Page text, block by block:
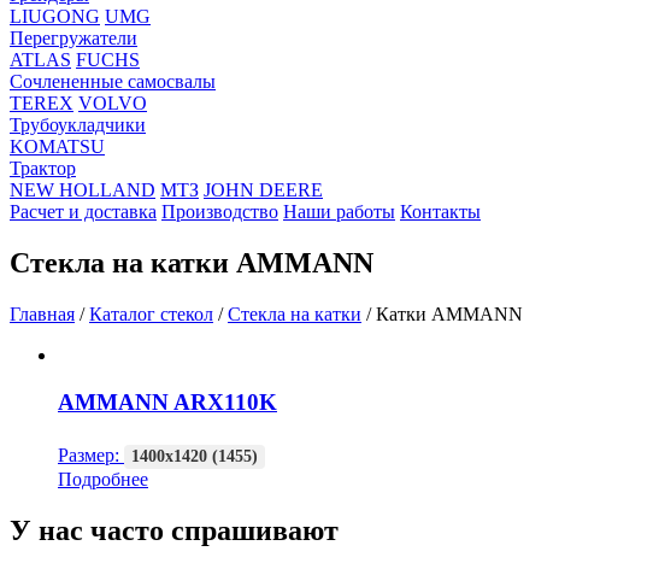
LIUGONG UMG
Перегружатели
ATLAS FUCHS
Сочлененные самосвалы
TEREX VOLVO
Трубоукладчики
KOMATSU
Трактор
NEW HOLLAND МТЗ JOHN DEERE
Расчет и доставка Производство Наши работы Контакты
Стекла на катки AMMANN
Главная /Каталог стекол /Стекла на катки /Катки AMMANN
AMMANN ARX110K
Размер: 1400х1420 (1455)
Подробнее
У нас часто спрашивают